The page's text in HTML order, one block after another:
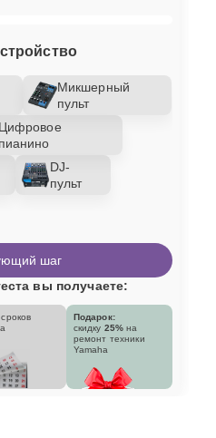
Микшерный
пульт
Цифровое
пианино
DJ-
пульт
шаг
вы получаете:
Подарок:
скидку 25% на
ремонт техники
Yamaha